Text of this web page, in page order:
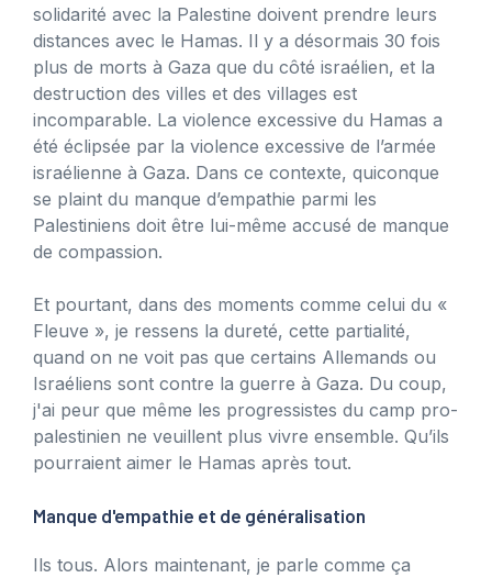
solidarité avec la Palestine doivent prendre leurs
distances avec le Hamas. Il y a désormais 30 fois
plus de morts à Gaza que du côté israélien, et la
destruction des villes et des villages est
incomparable. La violence excessive du Hamas a
été éclipsée par la violence excessive de l’armée
israélienne à Gaza. Dans ce contexte, quiconque
se plaint du manque d’empathie parmi les
Palestiniens doit être lui-même accusé de manque
de compassion.
Et pourtant, dans des moments comme celui du «
Fleuve », je ressens la dureté, cette partialité,
quand on ne voit pas que certains Allemands ou
Israéliens sont contre la guerre à Gaza. Du coup,
j'ai peur que même les progressistes du camp pro-
palestinien ne veuillent plus vivre ensemble. Qu’ils
pourraient aimer le Hamas après tout.
Manque d'empathie et de généralisation
Ils tous. Alors maintenant, je parle comme ça